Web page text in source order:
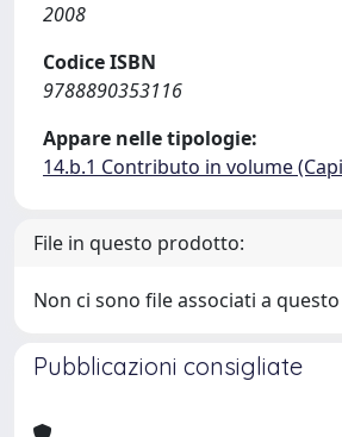
2008
Codice ISBN
9788890353116
Appare nelle tipologie:
14.b.1 Contributo in volume
File in questo prodotto:
Non ci sono file associati a
Pubblicazioni consigliate